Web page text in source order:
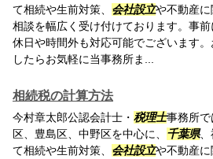
て相続や生前対策、 会社設立や不動産
相談を幅広く受け付けております。事前
休日や時間外も対応可能でございます
したらお気軽に当事務所ま...
相続税の計算方法
今村章太郎公認会計士・ 税理士事務所
区、豊島区、中野区を中心に、 千葉県、
て相続や生前対策、 会社設立や不動産